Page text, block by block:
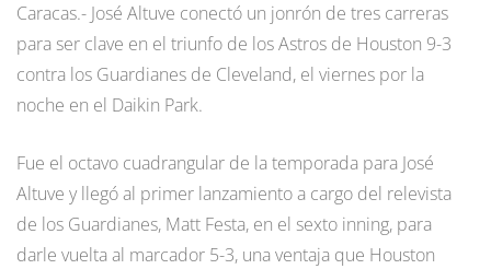
Caracas.- José Altuve conectó un jonrón de tres carreras
para ser clave en el triunfo de los Astros de Houston 9-3
contra los Guardianes de Cleveland, el viernes por la
noche en el Daikin Park.
Fue el octavo cuadrangular de la temporada para José
Altuve y llegó al primer lanzamiento a cargo del relevista
de los Guardianes, Matt Festa, en el sexto inning, para
darle vuelta al marcador 5-3, una ventaja que Houston